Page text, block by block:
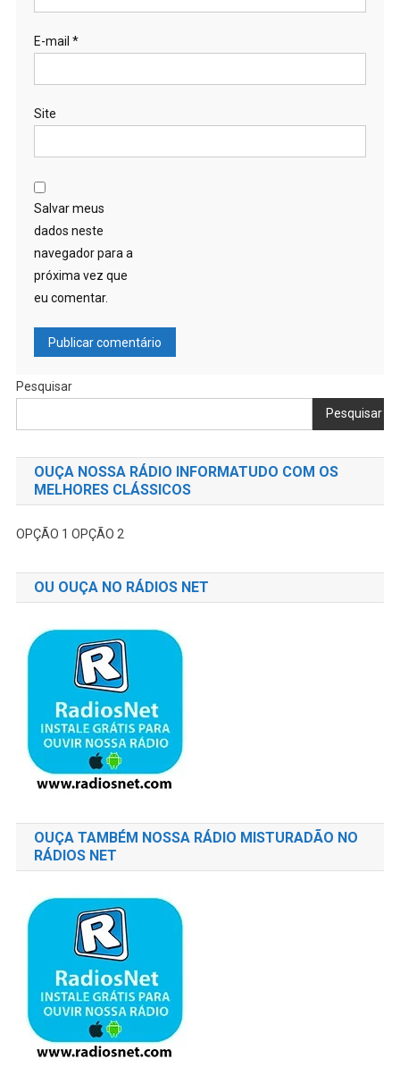
E-mail *
Site
Salvar meus
dados neste
navegador para a
próxima vez que
eu comentar.
Pesquisar
Pesquisar
OUÇA NOSSA RÁDIO INFORMATUDO COM OS
MELHORES CLÁSSICOS
OPÇÃO 1 OPÇÃO 2
OU OUÇA NO RÁDIOS NET
OUÇA TAMBÉM NOSSA RÁDIO MISTURADÃO NO
RÁDIOS NET